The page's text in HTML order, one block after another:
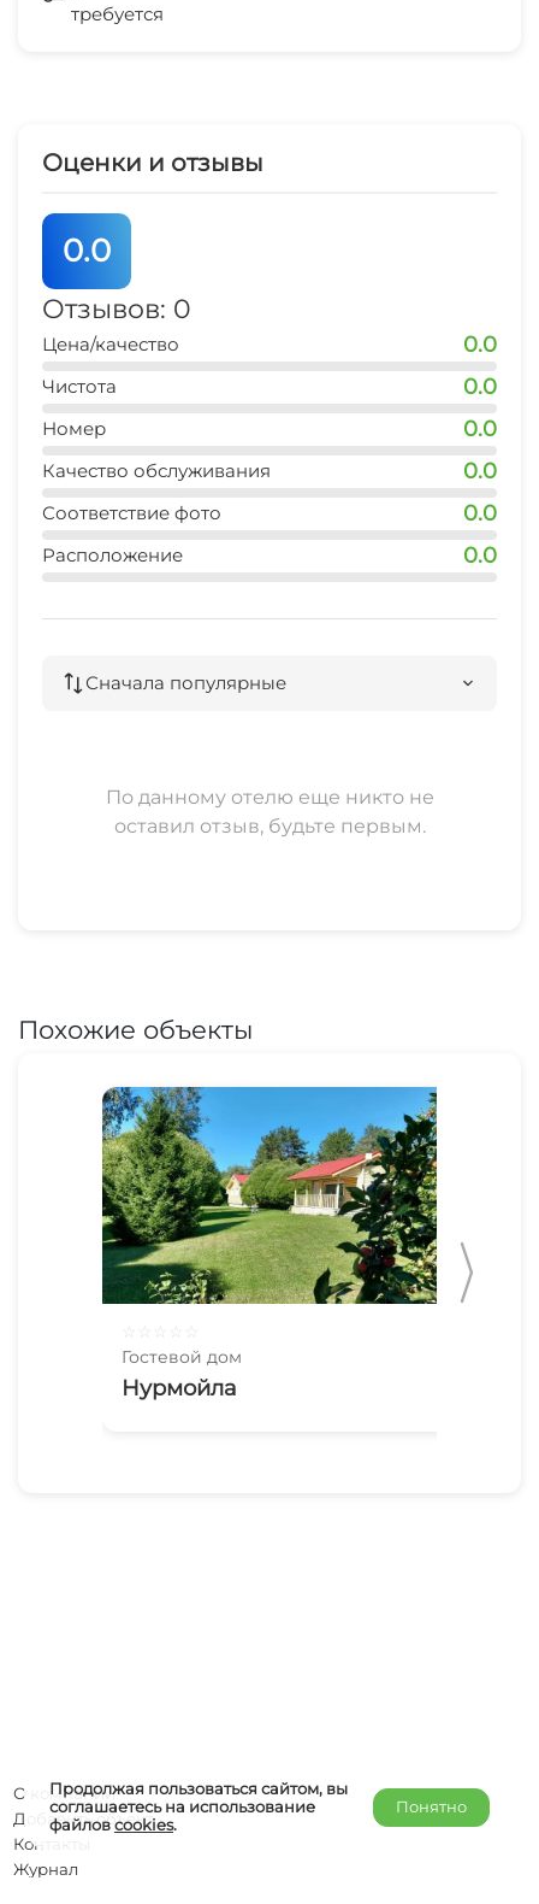
требуется
Оценки и отзывы
0.0
Отзывов: 0
Цена/качество 0.0
Чистота 0.0
Номер 0.0
Качество обслуживания 0.0
Соответствие фото 0.0
Расположение 0.0
Сначала популярные
По данному отелю еще никто не
оставил отзыв, будьте первым.
Похожие объекты
Гостевой дом
Нурмойла
Продолжая пользоваться сайтом, вы
соглашаетесь на использование
файловcookies.
Понятно
О компании
Добавить объект
Контакты
Журнал